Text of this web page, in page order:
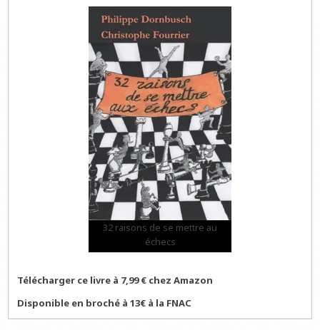
32 raisons de se mettre au
échecs
Télécharger ce livre à 7,99 € chez Amazon
Disponible en broché à 13€ à la FNAC